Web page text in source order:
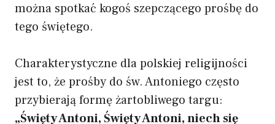
można spotkać kogoś szepczącego prośbę do
tego świętego.
Charakterystyczne dla polskiej religijności
jest to, że prośby do św. Antoniego często
przybierają formę żartobliwego targu:
„Święty Antoni, Święty Antoni, niech się